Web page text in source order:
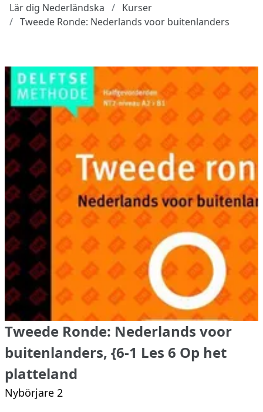
Lär dig Nederländska
Kurser
Tweede Ronde: Nederlands voor buitenlanders
Tweede Ronde: Nederlands voor
buitenlanders, {6-1 Les 6 Op het
platteland
Nybörjare 2